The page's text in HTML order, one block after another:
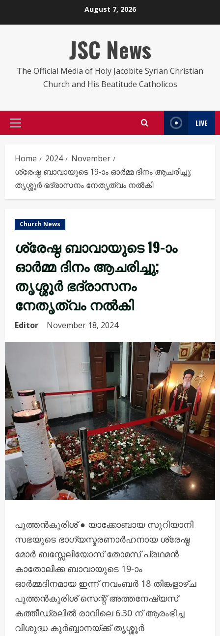
August 7, 2026
JSC News
The Official Media of Holy Jacobite Syrian Christian
Church and His Beatitude Catholicos
Primary
LIVE
Home 2024
November
ശ്രേഷ്ഠ ബാവായുടെ 19-ാം ഓർമ്മ ദിനം ആചരിച്ചു;
തൃശ്ശൂർ ഭദ്രാസനം നേതൃത്വം നൽകി
Church News
ശ്രേഷ്ഠ ബാവായുടെ 19-ാം
ഓർമ്മ ദിനം ആചരിച്ചു;
തൃശ്ശൂർ ഭദ്രാസനം
നേതൃത്വം നൽകി
Editor November 18, 2024
പുത്തൻകുരിശ് ● യാക്കോബായ സുറിയാനി
സഭയുടെ ഭാഗ്യസ്മരണാര്‍ഹനായ ശ്രേഷ്ഠ
മോര്‍ ബസ്സേലിയോസ് തോമസ് പ്രഥമന്‍
കാതോലിക്ക ബാവായുടെ 19-ാം
ഓര്‍മ്മദിനമായ ഇന്ന് നവംബർ 18 തിങ്കളാഴ്ച
പുത്തന്‍കുരിശ് സെന്റ് അത്തനേഷ്യസ്
കത്തീഡ്രലില്‍ രാവിലെ 6.30 ന് ആരംഭിച്ച
വിശുദ്ധ കുര്‍ബ്ബാനയ്ക്ക് തൃശ്ശൂര്‍